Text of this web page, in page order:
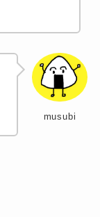
musubi